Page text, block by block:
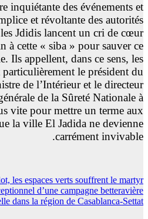
inquiétante des événements et
et révoltante des autorités
Jdidis lancent un cri de cœur
à cette « siba » pour sauver ce
Ils appellent, dans ce sens, les
particulièrement le président du
de l’Intérieur et le directeur
de la Sûreté Nationale à
vite pour mettre un terme aux
la ville El Jadida ne devienne
carrément invivable.
تصفّح
المقالات
les espaces verts souffrent le martyr
d’une campagne betteravière
dans la région de Casablanca-Settat